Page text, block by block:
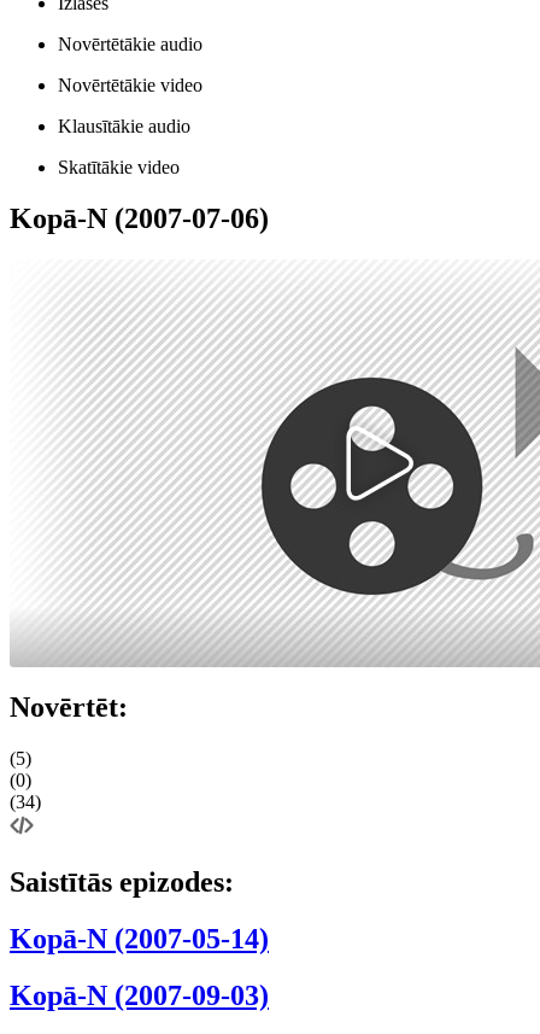
Novērtētākie audio
Novērtētākie video
Klausītākie audio
Skatītākie video
Kopā-N (2007-07-06)
Novērtēt:
(5)
(0)
(34)
Saistītās epizodes:
Kopā-N (2007-05-14)
Kopā-N (2007-09-03)